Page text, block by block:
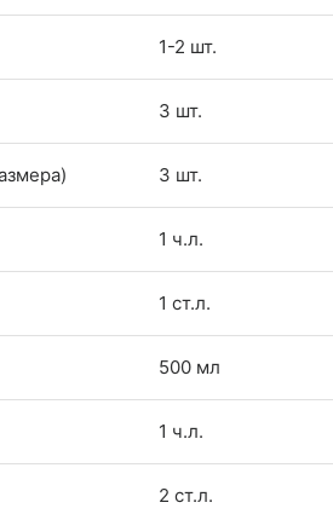
1-2 шт.
3 шт.
3 шт.
1 ч.л.
1 ст.л.
500 мл
1 ч.л.
2 ст.л.